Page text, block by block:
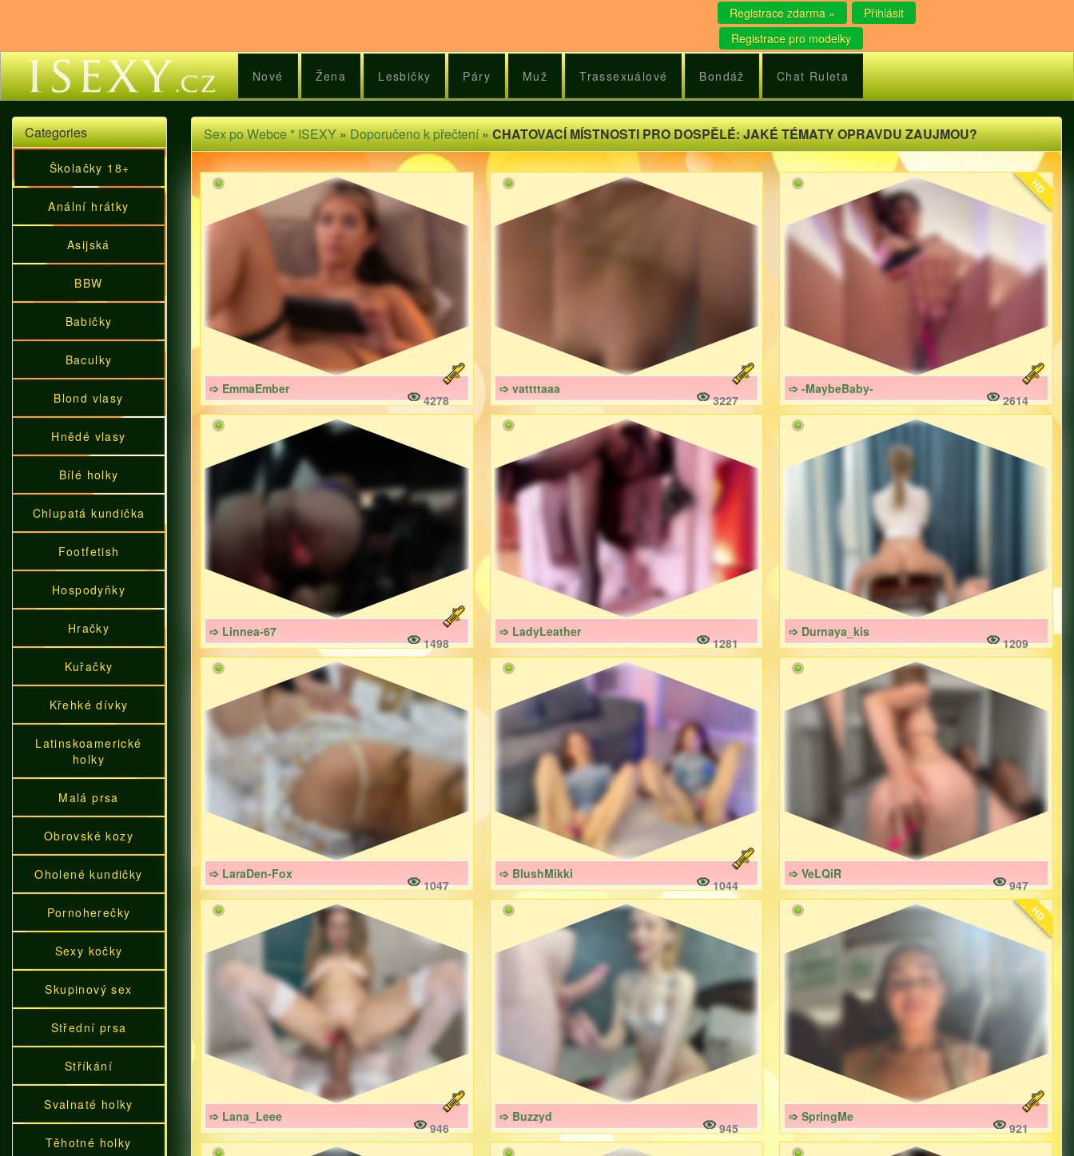
Registrace zdarma »
Přihlásit
Registrace pro modelky
Nové Žena Lesbičky Páry Muž Trassexuálové Bondáž Chat Ruleta
Categories
Školačky 18+
Anální hrátky
Asijská
BBW
Babičky
Baculky
Blond vlasy
Hnědé vlasy
Bílé holky
Chlupatá kundička
Footfetish
Hospodyňky
Hračky
Kuřačky
Křehké dívky
Latinskoamerické
holky
Malá prsa
Obrovské kozy
Oholené kundičky
Pornoherečky
Sexy kočky
Skupinový sex
Střední prsa
Stříkání
Svalnaté holky
Těhotné holky
Sex po Webce * ISEXY»Doporučeno k přečtení»CHATOVACÍ MÍSTNOSTI PRO DOSPĚLÉ: JAKÉ TÉMATY OPRAVDU ZAUJMOU?
➩ EmmaEmber
4278
➩ vattttaaa
3227
HD
➩ -MaybeBaby-
2614
➩ Linnea-67
1498
➩ LadyLeather
1281
➩ Durnaya_kis
1209
➩ LaraDen-Fox
1047
➩ BlushMikki
1044
➩ VeLQiR
947
➩ Lana_Leee
946
➩ Buzzyd
945
HD
➩ SpringMe
921